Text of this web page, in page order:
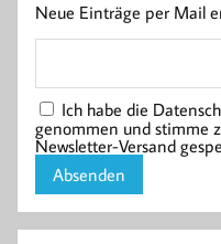
Neue Einträge per Mail
Ich habe die
genommen und stimme
Newsletter-Versand